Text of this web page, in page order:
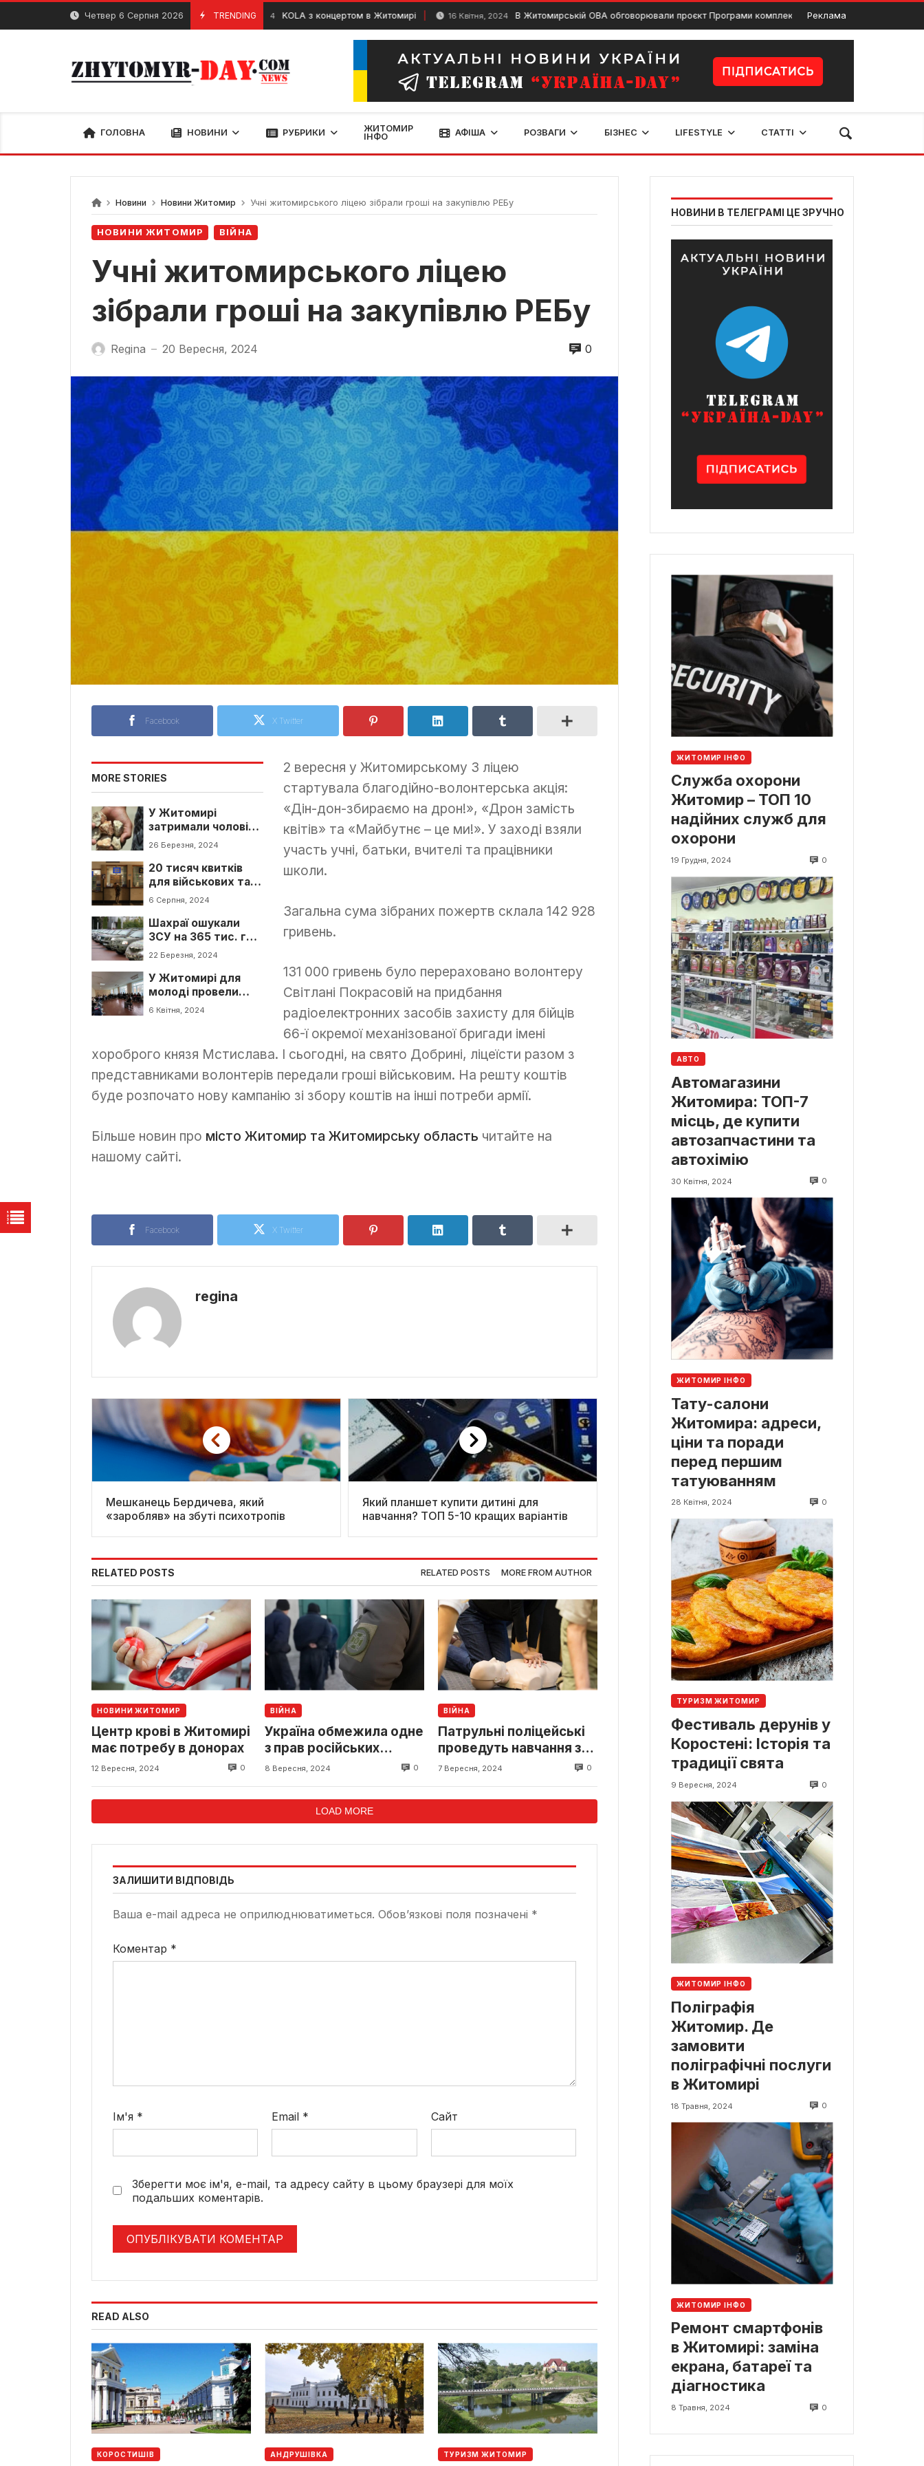
Skip
content
Четвер 6 Серпня 2026 TRENDING
11 Квітня, 2024 KOLA з концертом в Житомирі 16 Квітня, 2024 В Житомирській ОВА обговорювали проєкт Програми комплексного відновлення області, за який
Реклама
ГОЛОВНА НОВИНИ РУБРИКИ
ЖИТОМИР
ІНФО
АФІША РОЗВАГИ БІЗНЕС LIFESTYLE СТАТТІ
Новини Новини Житомир Учні житомирського ліцею зібрали гроші на закупівлю РЕБу
НОВИНИ ЖИТОМИР ВІЙНА
Учні житомирського ліцею
зібрали гроші на закупівлю РЕБу
Regina — 20 Вересня, 2024 0
Facebook X Twitter
MORE STORIES
У Житомирі
затримали чоловіка
за кидання каміння
26 Березня, 2024
20 тисяч квитків
для військових та
родичів поранених
виділила
“Укрзалізниця”
6 Серпня, 2024
Шахраї ошукали
ЗСУ на 365 тис. грн,
продаючи неіснуючі
22 Березня, 2024
У Житомирі для
молоді провели
“Базовий тренінг з
6 Квітня, 2024
2 вересня у Житомирському 3 ліцею
стартувала благодійно-волонтерська акція:
«Дін-дон-збираємо на дрон!», «Дрон замість
квітів» та «Майбутнє – це ми!». У заході взяли
участь учні, батьки, вчителі та працівники
школи.
Загальна сума зібраних пожертв склала 142 928
гривень.
131 000 гривень було перераховано волонтеру
Світлані Покрасовій на придбання
радіоелектронних засобів захисту для бійців
66-ї окремої механізованої бригади імені
хороброго князя Мстислава. І сьогодні, на свято Добрині, ліцеїсти разом з
представниками волонтерів передали гроші військовим. На решту коштів
буде розпочато нову кампанію зі збору коштів на інші потреби армії.
Більше новин про місто Житомир та Житомирську область читайте на
нашому сайті.
Facebook X Twitter
regina
Мешканець Бердичева, який
«заробляв» на збуті психотропів
Який планшет купити дитині для
навчання? ТОП 5-10 кращих варіантів
RELATED POSTS RELATED POSTS MORE FROM AUTHOR
НОВИНИ ЖИТОМИР
Центр крові в Житомирі
має потребу в донорах
12 Вересня, 2024 0
ВІЙНА
Україна обмежила одне
з прав російських
полонених
8 Вересня, 2024 0
ВІЙНА
Патрульні поліцейські
проведуть навчання з
домедичної допомоги у
7 Вересня, 2024 0
LOAD MORE
ЗАЛИШИТИ ВІДПОВІДЬ
Ваша e-mail адреса не оприлюднюватиметься. Обов’язкові поля позначені *
Коментар *
Ім'я * Email * Сайт
Зберегти моє ім'я, e-mail, та адресу сайту в цьому браузері для моїх
подальших коментарів.
READ ALSO
КОРОСТИШІВ АНДРУШІВКА ТУРИЗМ ЖИТОМИР
НОВИНИ В ТЕЛЕГРАМІ ЦЕ ЗРУЧНО
ЖИТОМИР ІНФО
Служба охорони
Житомир – ТОП 10
надійних служб для
охорони
19 Грудня, 2024 0
АВТО
Автомагазини
Житомира: ТОП-7
місць, де купити
автозапчастини та
автохімію
30 Квітня, 2024 0
ЖИТОМИР ІНФО
Тату-салони
Житомира: адреси,
ціни та поради
перед першим
татуюванням
28 Квітня, 2024 0
ТУРИЗМ ЖИТОМИР
Фестиваль дерунів у
Коростені: Історія та
традиції свята
9 Вересня, 2024 0
ЖИТОМИР ІНФО
Поліграфія
Житомир. Де
замовити
поліграфічні послуги
в Житомирі
18 Травня, 2024 0
ЖИТОМИР ІНФО
Ремонт смартфонів
в Житомирі: заміна
екрана, батареї та
діагностика
8 Травня, 2024 0